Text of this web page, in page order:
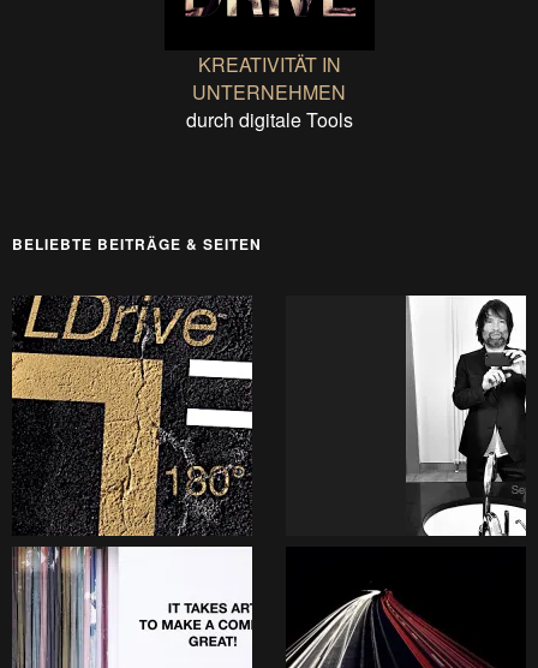
KREATIVITÄT IN
UNTERNEHMEN
durch digitale Tools
BELIEBTE BEITRÄGE & SEITEN